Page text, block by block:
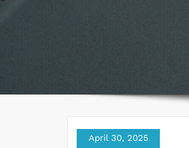
April 30, 2025